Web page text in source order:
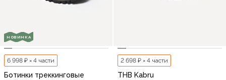
НОВИНКА
6 998 ₽ × 4 части
Ботинки треккинговые
2 698 ₽ × 4 части
THB Kabru